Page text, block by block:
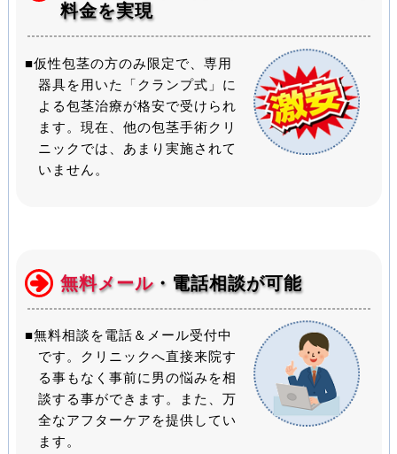
料金を実現
■仮性包茎の方のみ限定で、専用
器具を用いた「クランプ式」に
よる包茎治療が格安で受けられ
ます。現在、他の包茎手術クリ
ニックでは、あまり実施されて
いません。
無料メール・電話相談が可能
■無料相談を電話＆メール受付中
です。クリニックへ直接来院す
る事もなく事前に男の悩みを相
談する事ができます。また、万
全なアフターケアを提供してい
ます。